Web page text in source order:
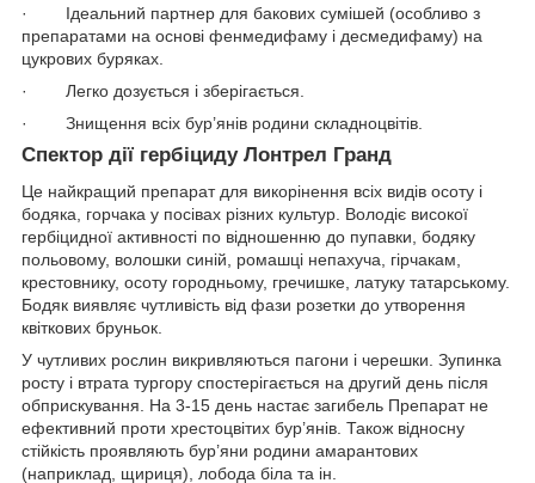
· Ідеальний партнер для бакових сумішей (особливо з
препаратами на основі фенмедифаму і десмедифаму) на
цукрових буряках.
· Легко дозується і зберігається.
· Знищення всіх бур’янів родини складноцвітів.
Спектор дії гербіциду Лонтрел Гранд
Це найкращий препарат для викорінення всіх видів осоту і
бодяка, горчака у посівах різних культур. Володіє високої
гербіцидної активності по відношенню до пупавки, бодяку
польовому, волошки синій, ромашці непахуча, гірчакам,
крестовнику, осоту городньому, гречишке, латуку татарському.
Бодяк виявляє чутливість від фази розетки до утворення
квіткових бруньок.
У чутливих рослин викривляються пагони і черешки. Зупинка
росту і втрата тургору спостерігається на другий день після
обприскування. На 3-15 день настає загибель Препарат не
ефективний проти хрестоцвітих бур’янів. Також відносну
стійкість проявляють бур’яни родини амарантових
(наприклад, щириця), лобода біла та ін.